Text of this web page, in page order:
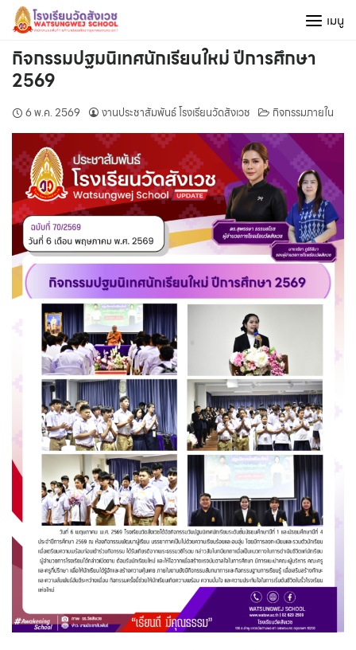
Skip
content
เมนู
กิจกรรมปฐมนิเทศนักเรียนใหม่ ปีการศึกษา
2569
6 พ.ค. 2569 งานประชาสัมพันธ์ โรงเรียนวัดสังเวช กิจกรรมภายใน